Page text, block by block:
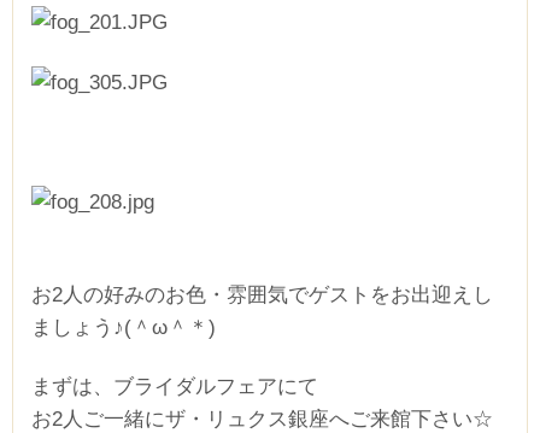
お2人の好みのお色・雰囲気でゲストをお出迎えし
ましょう♪(＾ω＾＊)
まずは、ブライダルフェアにて
お2人ご一緒にザ・リュクス銀座へご来館下さい☆